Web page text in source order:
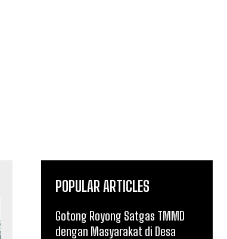
POPULAR ARTICLES
Gotong Royong Satgas TMMD
dengan Masyarakat di Desa